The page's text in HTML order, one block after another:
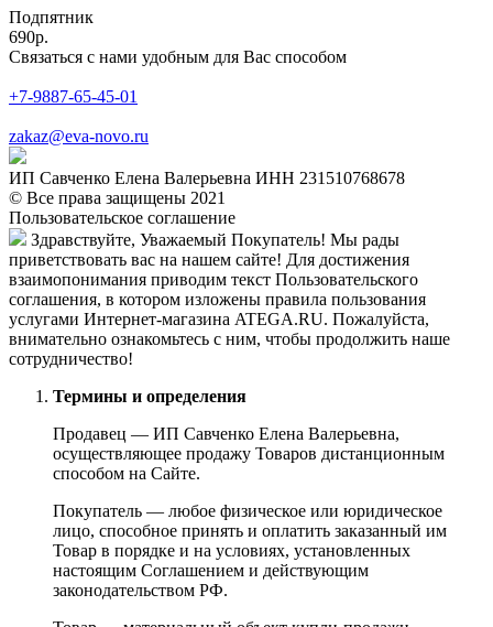
Подпятник
690р.
Связаться с нами удобным для Вас способом
+7-9887-65-45-01
zakaz@eva-novo.ru
ИП Савченко Елена Валерьевна ИНН 231510768678
© Все права защищены 2021
Пользовательское соглашение
Здравствуйте, Уважаемый Покупатель! Мы рады
приветствовать вас на нашем сайте! Для достижения
взаимопонимания приводим текст Пользовательского
соглашения, в котором изложены правила пользования
услугами Интернет-магазина ATEGA.RU. Пожалуйста,
внимательно ознакомьтесь с ним, чтобы продолжить наше
сотрудничество!
Термины и определения
Продавец — ИП Савченко Елена Валерьевна,
осуществляющее продажу Товаров дистанционным
способом на Сайте.
Покупатель — любое физическое или юридическое
лицо, способное принять и оплатить заказанный им
Товар в порядке и на условиях, установленных
настоящим Соглашением и действующим
законодательством РФ.